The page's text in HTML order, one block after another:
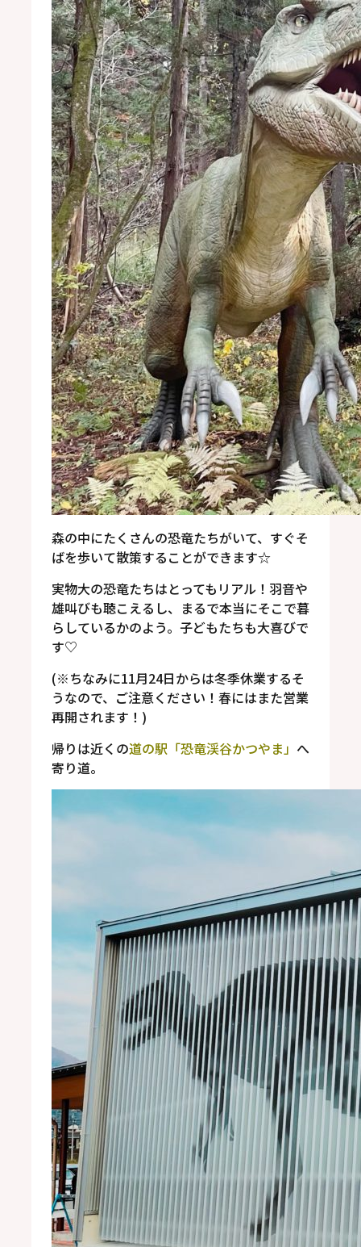
森の中にたくさんの恐竜たちがいて、すぐそ
ばを歩いて散策することができます☆
実物大の恐竜たちはとってもリアル！ 羽音や
雄叫びも聴こえるし、まるで本当にそこで暮
らしているかのよう。 子どもたちも大喜びで
す♡
(※ちなみに11月24日からは冬季休業するそ
うなので、ご注意ください！春にはまた営業
再開されます！ )
帰りは近くの道の駅「恐竜渓谷かつやま」 へ
寄り道。